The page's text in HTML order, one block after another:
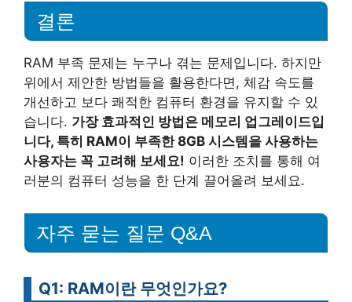
결론
RAM 부족 문제는 누구나 겪는 문제입니다. 하지만
위에서 제안한 방법들을 활용한다면, 체감 속도를
개선하고 보다 쾌적한 컴퓨터 환경을 유지할 수 있
습니다. 가장 효과적인 방법은 메모리 업그레이드입
니다, 특히 RAM이 부족한 8GB 시스템을 사용하는
사용자는 꼭 고려해 보세요! 이러한 조치를 통해 여
러분의 컴퓨터 성능을 한 단계 끌어올려 보세요.
자주 묻는 질문 Q&A
Q1: RAM이란 무엇인가요?